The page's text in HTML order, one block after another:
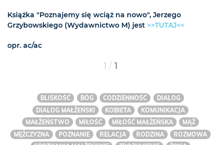
Książka "Poznajemy się wciąż na nowo", Jerzego
Grzybowskiego (Wydawnictwo M) jest >>TUTAJ<<
opr. ac/ac
1 / 1
BLISKOŚĆ BÓG CODZIENNOŚĆ
DIALOG
DIALOG MAŁŻEŃSKI
KOBIETA
KOMUNIKACJA
MAŁŻEŃSTWO
MIŁOŚĆ MIŁOŚĆ MAŁŻEŃSKA
MĄŻ
MĘŻCZYZNA
POZNANIE RELACJA RODZINA
ROZMOWA